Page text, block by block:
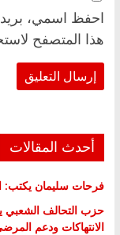
احفظ اسمي،
هذا المتصفح
أحدث المقالات
فرحات سليمان يكتب:
حزب التحالف الشعبي
الانتهاكات ودعم